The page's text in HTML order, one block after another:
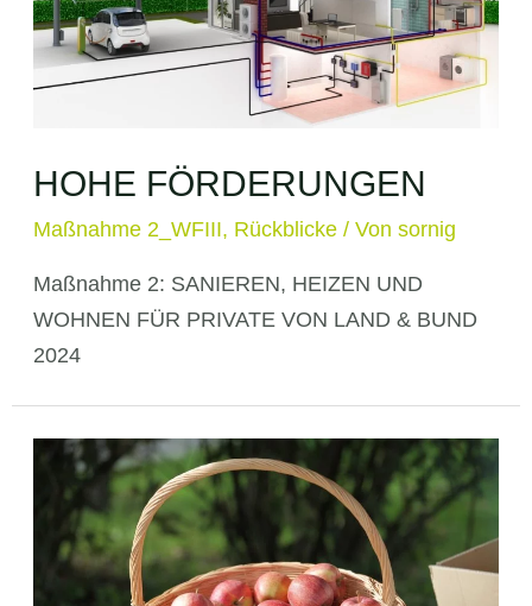
HOHE FÖRDERUNGEN
Maßnahme 2_WFIII, Rückblicke/ Von sornig
Maßnahme 2: SANIEREN, HEIZEN UND
WOHNEN FÜR PRIVATE VON LAND & BUND
2024